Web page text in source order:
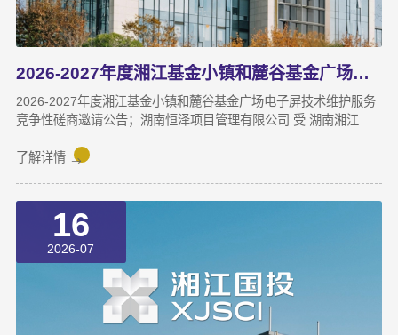
2026-2027年度湘江基金小镇和麓谷基金广场电子屏技术维护服务竞争性磋商邀请公告
2026-2027年度湘江基金小镇和麓谷基金广场电子屏技术维护服务
竞争性磋商邀请公告；湖南恒泽项目管理有限公司 受 湖南湘江新
和麓谷基金广场电子屏技术维护服务 进行竞争性磋商采购，现采用
基金小镇和麓谷基金广场电子屏技术维护服务2.委托代理编号：
HNHZ-CS-20260983.采购项目标的、数量及简要规格描述或项目
基本概况介绍：
了解详情
16
2026-07